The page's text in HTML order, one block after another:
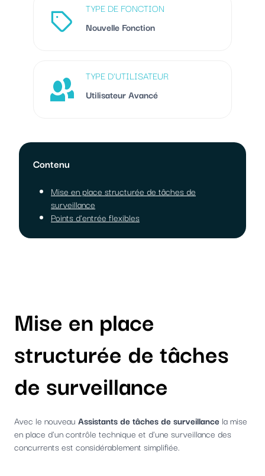
TYPE DE FONCTION
Nouvelle Fonction
TYPE D'UTILISATEUR
Utilisateur Avancé
Contenu
Mise en place structurée de tâches de
surveillance
Points d'entrée flexibles
Mise en place
structurée de tâches
de surveillance
Avec le nouveau Assistants de tâches de surveillance la mise
en place d'un contrôle technique et d'une surveillance des
concurrents est considérablement simplifiée.